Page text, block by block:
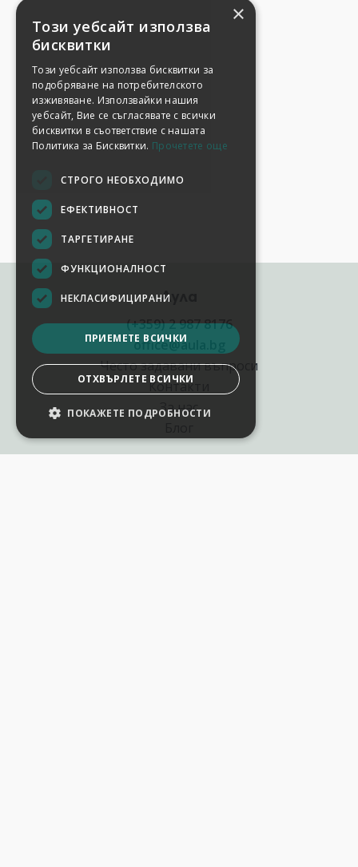
Аула
(+359) 2 987 8176
office@aula.bg
Често задавани въпроси
Контакти
За нас
×
Този уебсайт използва
бисквитки
Този уебсайт използва бисквитки за
подобряване на потребителското
изживяване. Използвайки нашия
уебсайт, Вие се съгласявате с всички
бисквитки в съответствие с нашата
Политика за Бисквитки. Прочетете още
СТРОГО НЕОБХОДИМО
ЕФЕКТИВНОСТ
ТАРГЕТИРАНЕ
ФУНКЦИОНАЛНОСТ
НЕКЛАСИФИЦИРАНИ
ПРИЕМЕТЕ ВСИЧКИ
ОТХВЪРЛЕТЕ ВСИЧКИ
ПОКАЖЕТЕ ПОДРОБНОСТИ